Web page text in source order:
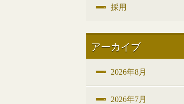
採用
アーカイブ
2026年8月
2026年7月